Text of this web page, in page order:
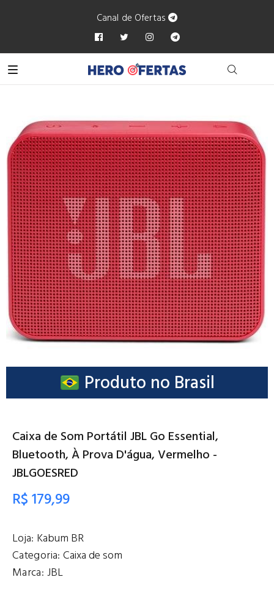
Canal de Ofertas
Produto no Brasil
Caixa de Som Portátil JBL Go Essential,
Bluetooth, À Prova D'água, Vermelho -
JBLGOESRED
R$ 179,99
Loja: Kabum BR
Categoria: Caixa de som
Marca: JBL